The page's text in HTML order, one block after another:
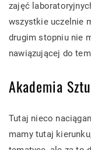
zajęć
wszystkie uczelnie
drugim stopniu nie
nawiązującej do
Akademia
Tutaj nieco
mamy tutaj